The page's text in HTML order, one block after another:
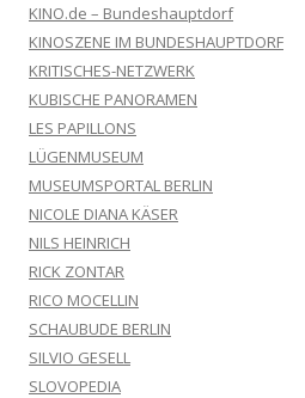
KINO.de – Bundeshauptdorf
KINOSZENE IM BUNDESHAUPTDORF
KRITISCHES-NETZWERK
KUBISCHE PANORAMEN
LES PAPILLONS
LÜGENMUSEUM
MUSEUMSPORTAL BERLIN
NICOLE DIANA KÄSER
NILS HEINRICH
RICK ZONTAR
RICO MOCELLIN
SCHAUBUDE BERLIN
SILVIO GESELL
SLOVOPEDIA